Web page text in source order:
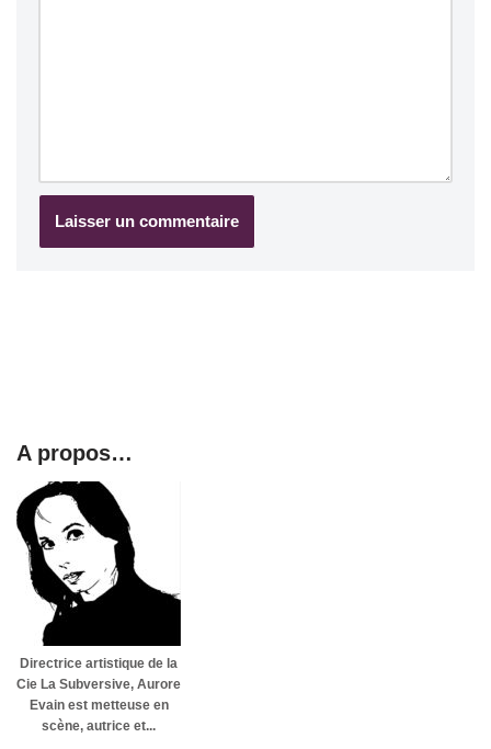
A propos…
Directrice artistique de la
Cie La Subversive, Aurore
Evain est metteuse en
scène, autrice et...